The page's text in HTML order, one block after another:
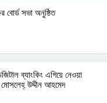
বোর্ড সভা অনুষ্ঠিত
ব্যাংকিং এগিয়ে নেওয়া
উদ্দীন আহমেদ